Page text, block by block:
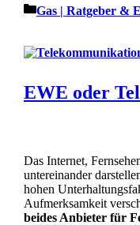
Kategorien
Gas | Ratgeber &
EWE oder
Das Internet,
untereinander
hohen
Aufmerksamkeit
beides Anbieter für